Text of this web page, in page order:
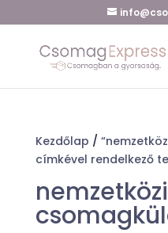
Kezdőlap /
címkével rendelkező
nemzetközi